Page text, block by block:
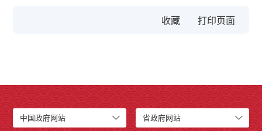
收藏
中国政府网站 省政府网站